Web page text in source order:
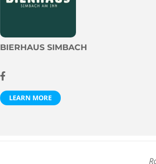
BIERHAUS SIMBACH
LEARN MORE